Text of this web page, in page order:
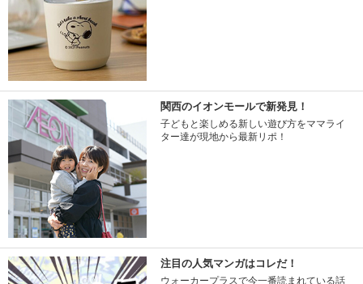
関西のイオンモールで新発見！
子どもと楽しめる新しい遊び方をママライ
ター達が現地から最新リポ！
注目の人気マンガはコレだ！
ウォーカープラスで今一番読まれている話